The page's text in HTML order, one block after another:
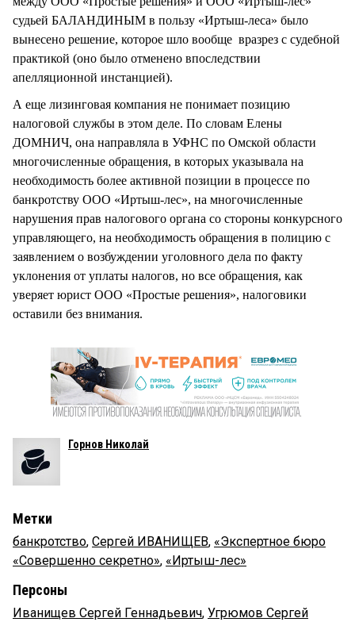
судьей БАЛАНДИНЫМ в пользу «Иртыш-леса» было
вынесено решение, которое шло вообще вразрез с судебной
практикой (оно было отменено впоследствии
апелляционной инстанцией).
А еще лизинговая компания не понимает позицию
налоговой службы в этом деле. По словам Елены
ДОМНИЧ, она направляла в УФНС по Омской области
многочисленные обращения, в которых указывала на
необходимость более активной позиции в процессе по
банкротству ООО «Иртыш-лес», на многочисленные
нарушения прав налогового органа со стороны конкурсного
управляющего, на необходимость обращения в полицию с
заявлением о возбуждении уголовного дела по факту
уклонения от уплаты налогов, но все обращения, как
уверяет юрист ООО «Простые решения», налоговики
оставили без внимания.
Горнов Николай
Метки
банкротство, Сергей ИВАНИЩЕВ, «Экспертное бюро
«Совершенно секретно», «Иртыш-лес»
Персоны
Иванищев Сергей Геннадьевич, Угрюмов Сергей